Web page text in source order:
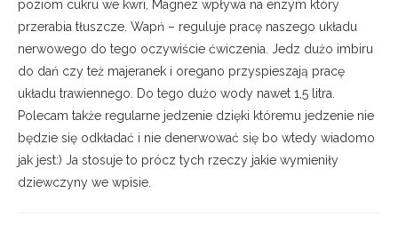
poziom cukru we kwri, Magnez wpływa na enzym który
przerabia tłuszcze. Wapń – reguluje pracę naszego układu
nerwowego do tego oczywiście ćwiczenia. Jedz dużo imbiru
do dań czy też majeranek i oregano przyspieszają pracę
układu trawiennego. Do tego dużo wody nawet 1,5 litra.
Polecam także regularne jedzenie dzięki któremu jedzenie nie
będzie się odkładać i nie denerwować się bo wtedy wiadomo
jak jest:) Ja stosuje to prócz tych rzeczy jakie wymieniły
dziewczyny we wpisie.